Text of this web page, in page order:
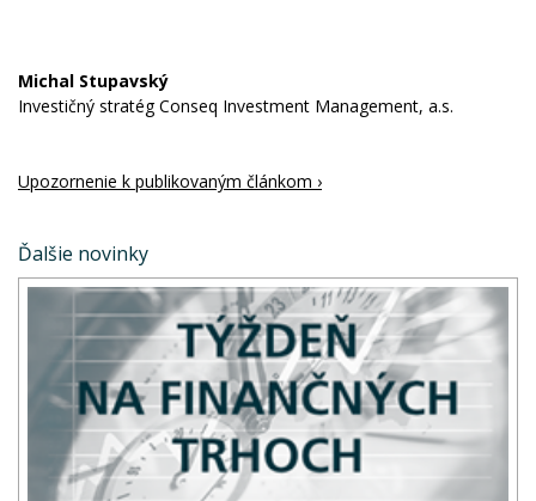
Michal Stupavský
Investičný stratég Conseq Investment Management, a.s.
Upozornenie k publikovaným článkom ›
Ďalšie novinky